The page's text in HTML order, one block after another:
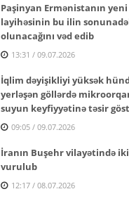
Paşinyan Ermənistanın
layihəsinin bu ilin
olunacağını vəd edib
13:31 / 09.07.2026
İqlim dəyişikliyi yüksək
yerləşən göllərdə
suyun keyfiyyətinə təsir
09:05 / 09.07.2026
İranın Buşehr vilayətində
vurulub
12:17 / 08.07.2026